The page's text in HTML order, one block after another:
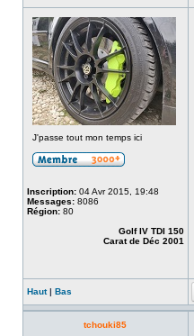
J'passe tout mon temps ici
Inscription: 04 Avr 2015, 19:48
Messages: 8086
Région: 80
Golf IV TDI 150
Carat de Déc 2001
Haut| Bas
tchouki85